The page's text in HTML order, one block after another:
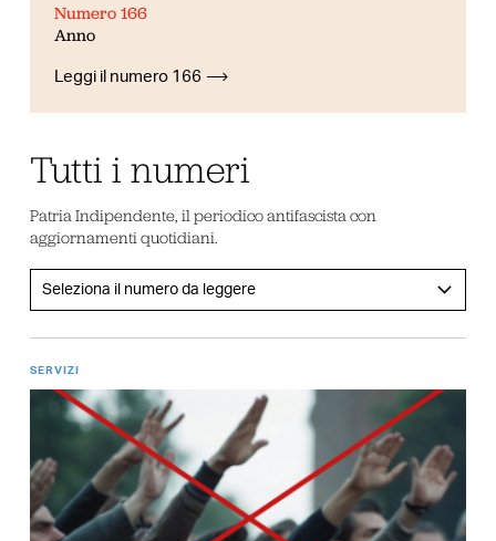
Numero 166
Anno
Leggi il numero 166
Tutti i numeri
Patria Indipendente, il periodico antifascista con
aggiornamenti quotidiani.
SERVIZI